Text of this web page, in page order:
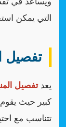
التي يمكن
تفصيل
يعد تفصيل
كبير حيث
تتناسب مع